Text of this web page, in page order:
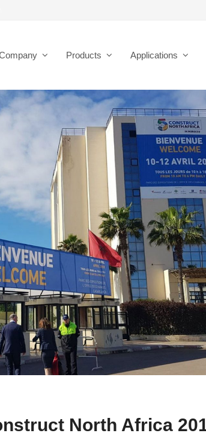
Products Applications
North Africa